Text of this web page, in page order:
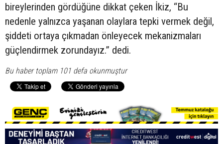
bireylerinden gördüğüne dikkat çeken İkiz, “Bu
nedenle yalnızca yaşanan olaylara tepki vermek değil,
şiddeti ortaya çıkmadan önleyecek mekanizmaları
güçlendirmek zorundayız.” dedi.
Bu haber toplam 101 defa okunmuştur